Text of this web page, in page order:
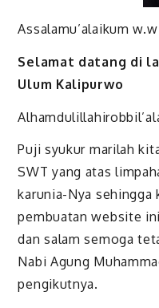
Assalamu’alaikum w.w
Selamat datang di
Ulum Kalipurwo
Puji syukur marilah
SWT yang atas
karunia-Nya sehingga
pembuatan website
dan salam semoga
Nabi Agung
pengikutnya.